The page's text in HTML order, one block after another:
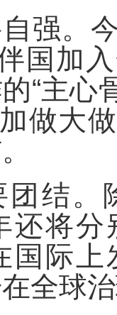
强。
国加
“主心
做大
团结。
还将
国际
全球